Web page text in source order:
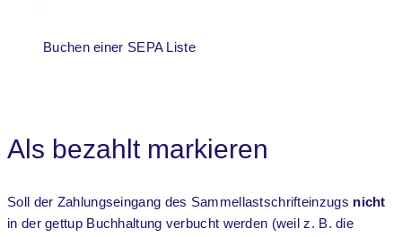
Buchen einer SEPA Liste
Als bezahlt markieren
Soll der Zahlungseingang des Sammellastschrifteinzugs nicht
in der gettup Buchhaltung verbucht werden (weil z. B. die